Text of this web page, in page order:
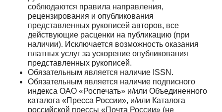
соблюдаются правила направления,
рецензирования и опубликования
представленных рукописей авторов, все
действующие расценки на публикацию (при
наличии). Исключается возможность оказания
платных услуг за ускорение опубликования
представленных рукописей.
Обязательным является наличие ISSN.
Обязательным является наличие подписного
индекса ОАО «Роспечать» и/или Объединенного
каталога «Пресса России», и/или Каталога
российской прессы «Почта России» (не